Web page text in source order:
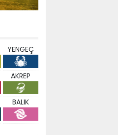
YENGEÇ
AKREP
BALIK